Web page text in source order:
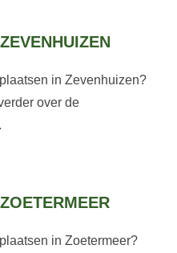
in Zevenhuizen?
over de
in Zoetermeer?